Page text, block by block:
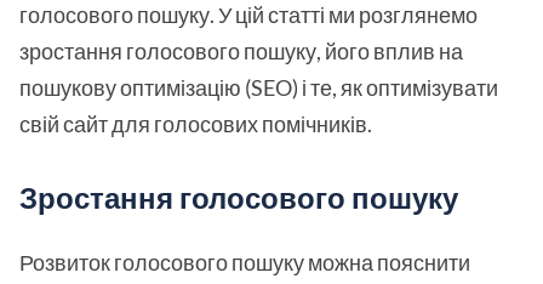
голосового пошуку. У цій статті ми розглянемо
зростання голосового пошуку, його вплив на
пошукову оптимізацію (SEO) і те, як оптимізувати
свій сайт для голосових помічників.
Зростання голосового пошуку
Розвиток голосового пошуку можна пояснити